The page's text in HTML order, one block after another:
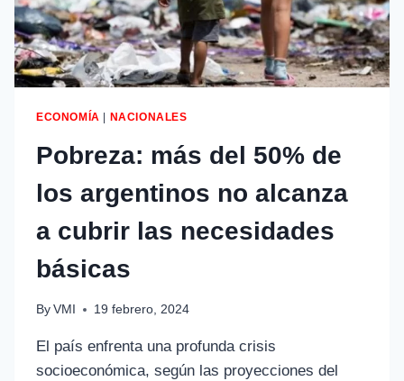
ECONOMÍA NACIONALES
Pobreza: más del 50% de
los argentinos no alcanza
a cubrir las necesidades
básicas
By VMI 19 febrero, 2024
El país enfrenta una profunda crisis
socioeconómica, según las proyecciones del